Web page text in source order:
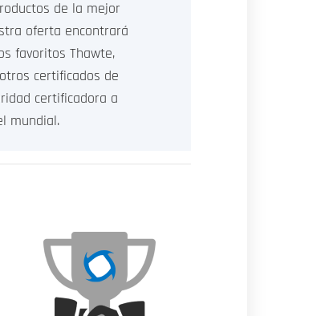
de la mejor
oferta encontrará
favoritos Thawte,
certificados de
certificadora a
mundial.